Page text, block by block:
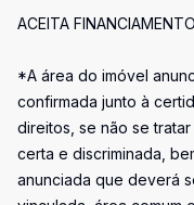
ACEITA FINANCIAMENTO
*A área do imóvel
confirmada junto à
direitos, se não se
certa e discriminada,
anunciada que deverá